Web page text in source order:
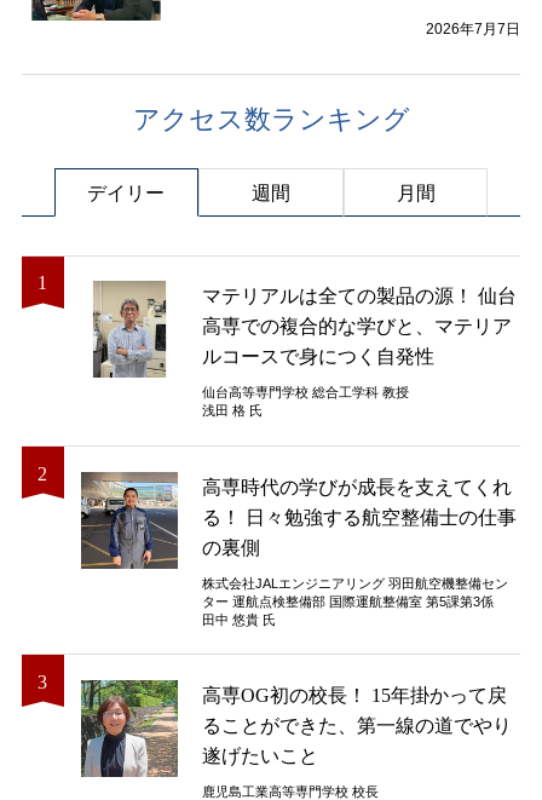
2026年7月7日
アクセス数ランキング
デイリー 週間 月間
マテリアルは全ての製品の源！ 仙台
高専での複合的な学びと、マテリア
ルコースで身につく自発性
仙台高等専門学校 総合工学科 教授
浅田 格 氏
高専時代の学びが成長を支えてくれ
る！ 日々勉強する航空整備士の仕事
の裏側
株式会社JALエンジニアリング 羽田航空機整備セン
ター 運航点検整備部 国際運航整備室 第5課第3係
田中 悠貴 氏
高専OG初の校長！ 15年掛かって戻
ることができた、第一線の道でやり
遂げたいこと
鹿児島工業高等専門学校 校長